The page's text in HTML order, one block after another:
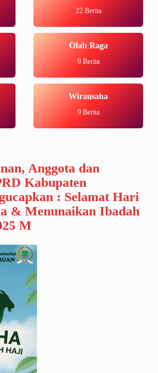
22 Berita
Olah Raga
9 Berita
Wirausaha
9 Berita
Anggota dan
Kabupaten
: Selamat Hari
& Menunaikan Ibadah
M